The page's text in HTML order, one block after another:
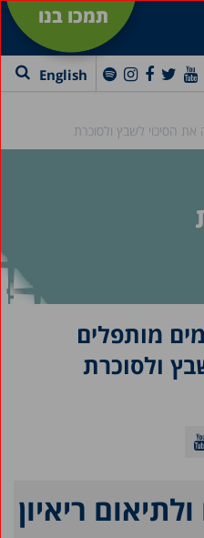
תמכו בנו
English
הסיכוי לשבץ ולסוכרת
מותפלים
ולסוכרת
ריאיון